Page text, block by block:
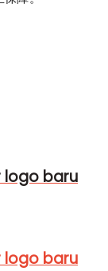
logo baru
logo baru